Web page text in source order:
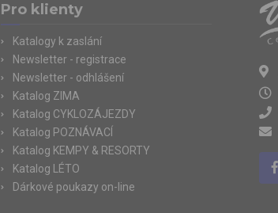
Pro klienty
Katalogy k zaslání
Newsletter - registrace
Newsletter - odhlášení
Katalog ZIMA
Katalog CYKLOZÁJEZDY
Katalog POZNÁVACÍ
Katalog KEMPY & RESORTY
Katalog LÉTO
Dárkové poukazy on-line